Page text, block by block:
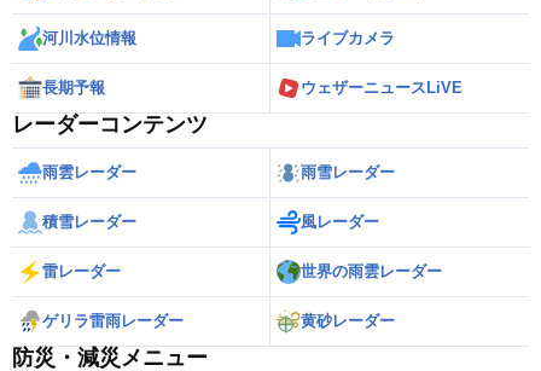
河川水位情報 ライブカメラ
長期予報 ウェザーニュースLiVE
レーダーコンテンツ
雨雲レーダー 雨雪レーダー
積雪レーダー 風レーダー
雷レーダー 世界の雨雲レーダー
ゲリラ雷雨レーダー 黄砂レーダー
防災・減災メニュー